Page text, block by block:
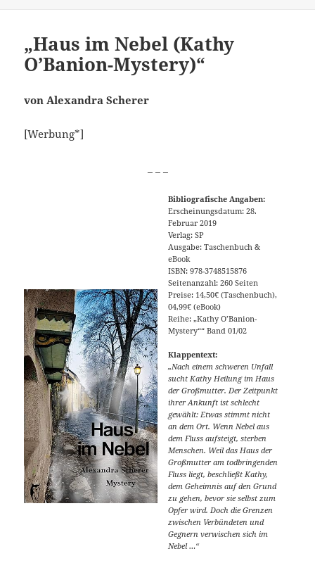
„Haus im Nebel (Kathy
O’Banion-Mystery)“
von Alexandra Scherer
[Werbung*]
Bibliografische Angaben:
Erscheinungsdatum: 28.
Februar 2019
Verlag: SP
Ausgabe: Taschenbuch &
eBook
ISBN: 978-3748515876
Seitenanzahl: 260 Seiten
Preise: 14,50€ (Taschenbuch),
04,99€ (eBook)
Reihe: „Kathy O’Banion-
Mystery““ Band 01/02
Klappentext:
„Nach einem schweren Unfall
sucht Kathy Heilung im Haus
der Großmutter. Der Zeitpunkt
ihrer Ankunft ist schlecht
gewählt: Etwas stimmt nicht
an dem Ort. Wenn Nebel aus
dem Fluss aufsteigt, sterben
Menschen. Weil das Haus der
Großmutter am todbringenden
Fluss liegt, beschließt Kathy,
dem Geheimnis auf den Grund
zu gehen, bevor sie selbst zum
Opfer wird. Doch die Grenzen
zwischen Verbündeten und
Gegnern verwischen sich im
Nebel …“